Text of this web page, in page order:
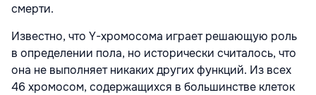
смерти.
Известно, что Y-хромосома играет решающую роль
в определении пола, но исторически считалось, что
она не выполняет никаких других функций. Из всех
46 хромосом, содержащихся в большинстве клеток